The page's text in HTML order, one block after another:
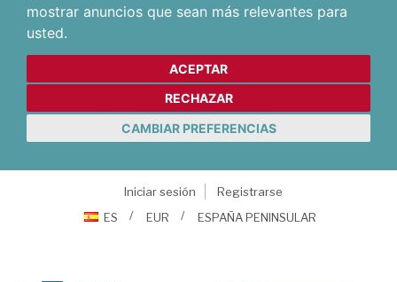
mostrar anuncios que sean más relevantes para
usted.
ACEPTAR
RECHAZAR
CAMBIAR PREFERENCIAS
Iniciar sesión
Registrarse
ES
EUR ESPAÑA PENINSULAR